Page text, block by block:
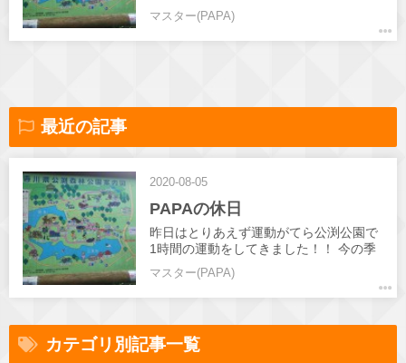
節は マリーゴールド、緑の紅葉、サルビ
アなど色とりどりの花が咲いてました👍️
お薦めです！！ YouTubeは只今撮影と編
マスター(PAPA)
最近の記事
2020-08-05
PAPAの休日
昨日はとりあえず運動がてら公渕公園で
1時間の運動をしてきました！！ 今の季
節は マリーゴールド、緑の紅葉、サルビ
アなど色とりどりの花が咲いてました👍️
お薦めです！！ YouTubeは只今撮影と編
マスター(PAPA)
カテゴリ別記事一覧